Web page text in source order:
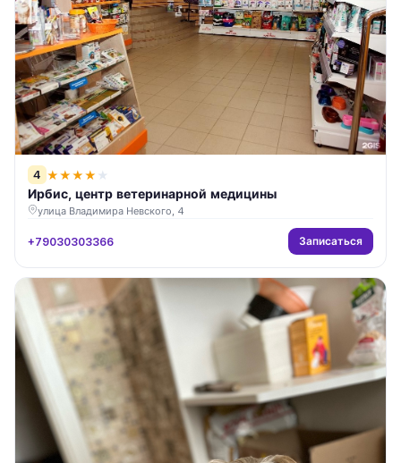
4 ★★★★ ★
Ирбис, центр ветеринарной медицины
улица Владимира Невского, 4
+79030303366 Записаться